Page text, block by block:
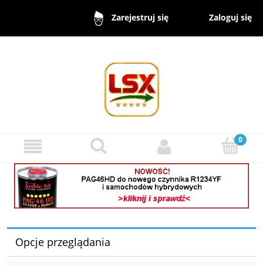
Zarejestruj się Zaloguj się
Opcje przeglądania